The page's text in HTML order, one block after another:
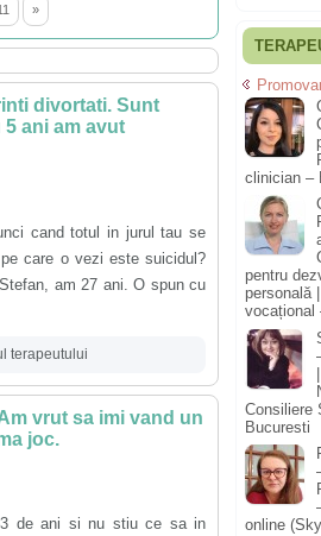
»
divortati. Sunt
ani am avut
cand totul in jurul tau se
care o vezi este suicidul?
am 27 ani. O spun cu
terapeutului
vrut sa imi vand un
joc.
de ani si nu stiu ce sa in
clinician –
pentru
personală
vocațional
Consiliere
Bucuresti
online